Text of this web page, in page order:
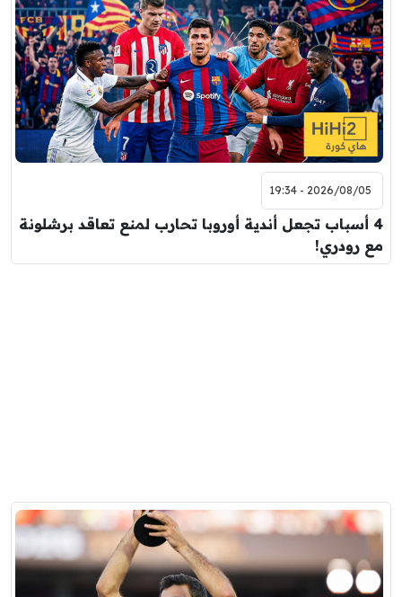
2026/08/05 - 19:34
4 أسباب تجعل أندية أوروبا تحارب لمنع تعاقد برشلونة
مع رودري!